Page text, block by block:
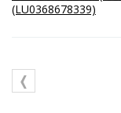
(LU0368678339)